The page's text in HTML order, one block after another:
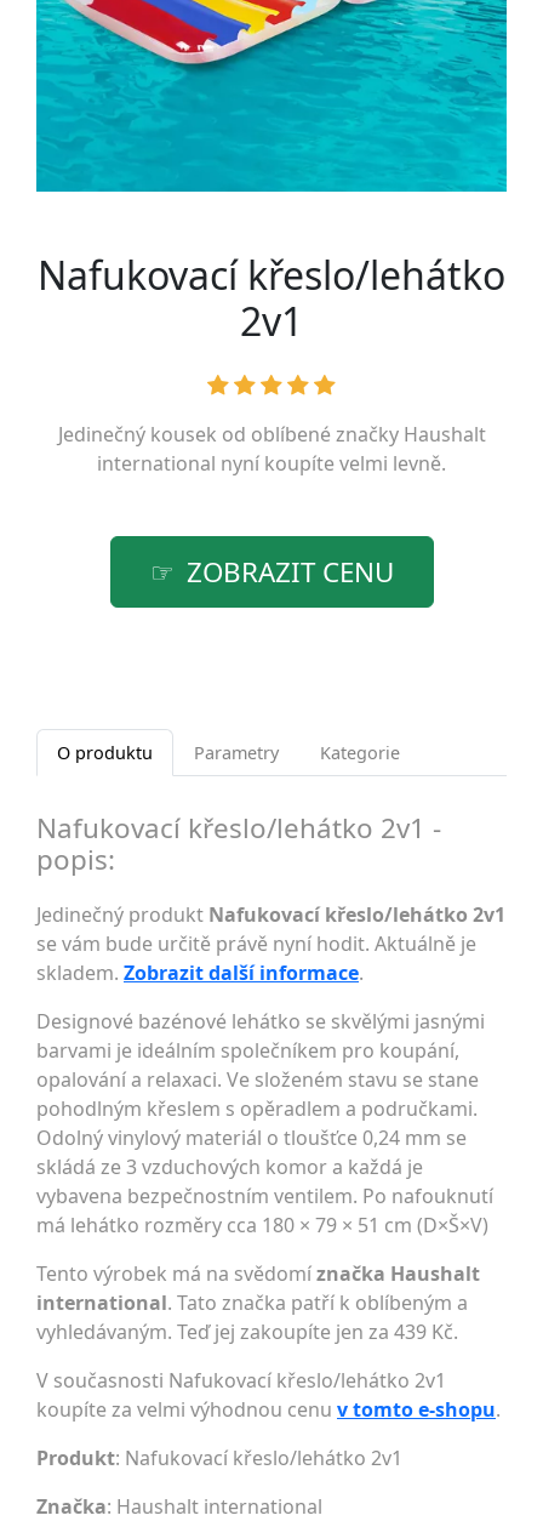
Nafukovací křeslo/lehátko
2v1
Jedinečný kousek od oblíbené značky Haushalt
international nyní koupíte velmi levně.
ZOBRAZIT CENU
O produktu Parametry Kategorie
Nafukovací křeslo/lehátko 2v1 -
popis:
Jedinečný produkt Nafukovací křeslo/lehátko 2v1
se vám bude určitě právě nyní hodit. Aktuálně je
skladem. Zobrazit další informace.
Designové bazénové lehátko se skvělými jasnými
barvami je ideálním společníkem pro koupání,
opalování a relaxaci. Ve složeném stavu se stane
pohodlným křeslem s opěradlem a područkami.
Odolný vinylový materiál o tloušťce 0,24 mm se
skládá ze 3 vzduchových komor a každá je
vybavena bezpečnostním ventilem. Po nafouknutí
má lehátko rozměry cca 180 × 79 × 51 cm (D×Š×V)
Tento výrobek má na svědomíznačka Haushalt
international. Tato značka patří k oblíbeným a
vyhledávaným. Teď jej zakoupíte jen za 439 Kč.
V současnosti Nafukovací křeslo/lehátko 2v1
koupíte za velmi výhodnou cenu v tomto e-shopu.
Produkt: Nafukovací křeslo/lehátko 2v1
Značka: Haushalt international